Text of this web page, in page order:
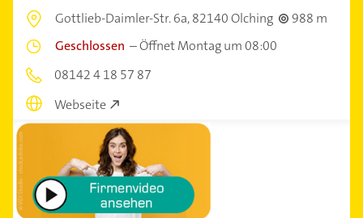
Gottlieb-Daimler-Str. 6a,82140 Olching
988 m
Geschlossen –Öffnet Montag um 08:00
08142 4 18 57 87
Webseite